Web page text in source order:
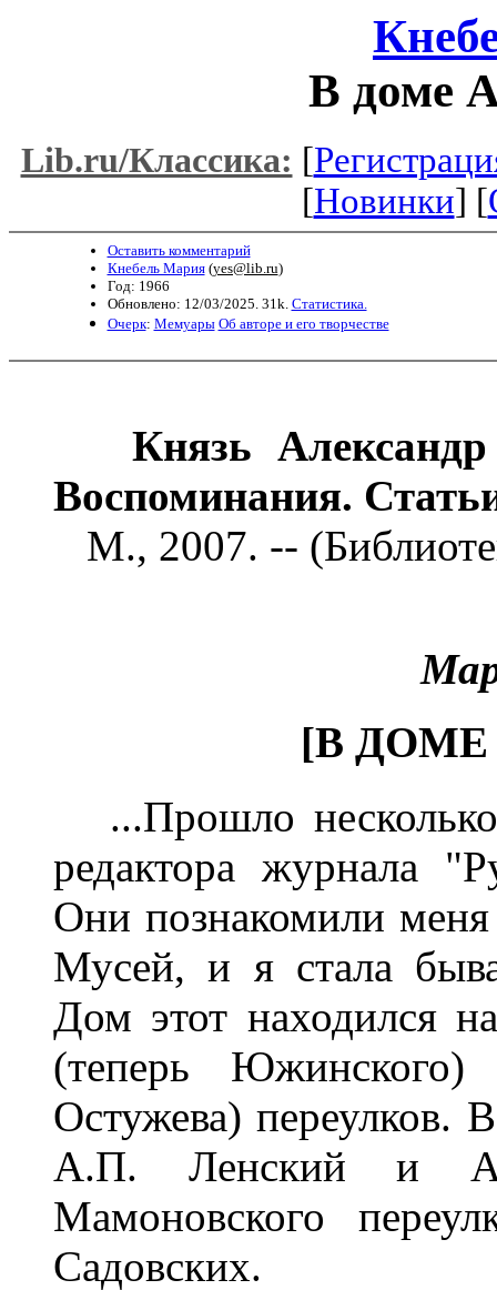
В доме
Lib.ru/Классика: [
[Новинки] [
Оставить комментарий
Кнебель Мария(yes@lib.ru)
Год: 1966
Обновлено: 12/03/2025. 31k. Статистика.
Очерк: Мемуары Об авторе и его творчестве
Князь
Воспоминания.
М., 2007. --
[В
...Прошло
редактора журнала
Они познакомили
Мусей, и я стала
Дом этот находился
(теперь
Остужева) переулков.
А.П. Ленский и
Мамоновского
Садовских.